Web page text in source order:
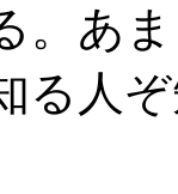
。あ
る人